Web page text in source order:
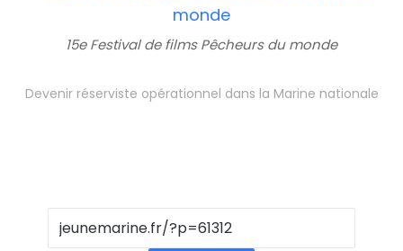
15e Festival de films Pêcheurs du monde
Devenir réserviste opérationnel dans la Marine nationale